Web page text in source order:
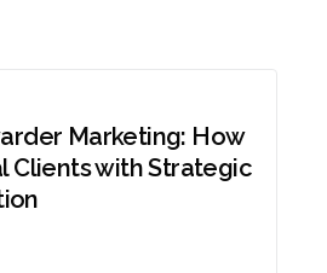
Marketing: How
Clients with Strategic